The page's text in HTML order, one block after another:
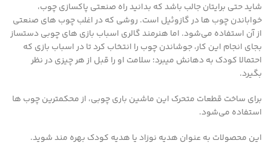
شاید حتی برایتان جالب باشد که بدانید راه صنعتی پاکسازی چوب،
خواباندن چوب ها در گازوئیل است. روشی که در اغلب چوب های صنعتی
از آن استفاده می‌شود. اما هنرمند گالری اسباب بازی های چوبی دستساز
بجای انجام این کار، جوشاندن چوب را انتخاب کرد تا در اسباب بازی که
احتمالا کودک به دهانش میبرد؛ سلامت او را قبل از هر چیزی در نظر
بگیرد.
برای ساخت قطعات متحرک این ماشین باری چوبی، از محکمترین چوب ها
استفاده می‌شود.
این محصولات به عنوان هدیه نوزاد یا هدیه کودک بهره مند شوید.